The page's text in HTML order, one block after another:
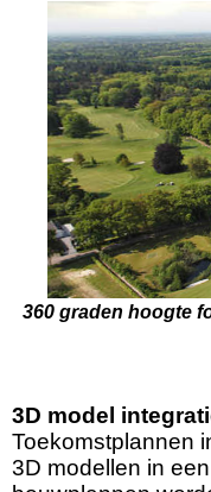
360 graden hoogte
3D model
Toekomstplannen
3D modellen in